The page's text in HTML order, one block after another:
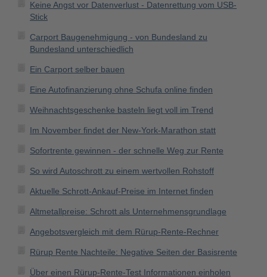
Keine Angst vor Datenverlust - Datenrettung vom USB-
Stick
Carport Baugenehmigung - von Bundesland zu
Bundesland unterschiedlich
Ein Carport selber bauen
Eine Autofinanzierung ohne Schufa online finden
Weihnachtsgeschenke basteln liegt voll im Trend
Im November findet der New-York-Marathon statt
Sofortrente gewinnen - der schnelle Weg zur Rente
So wird Autoschrott zu einem wertvollen Rohstoff
Aktuelle Schrott-Ankauf-Preise im Internet finden
Altmetallpreise: Schrott als Unternehmensgrundlage
Angebotsvergleich mit dem Rürup-Rente-Rechner
Rürup Rente Nachteile: Negative Seiten der Basisrente
Über einen Rürup-Rente-Test Informationen einholen